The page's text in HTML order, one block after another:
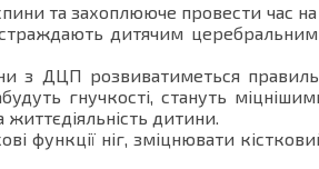
та захоплююче провести час на
дитячим церебральним
з ДЦП розвиватиметься
гнучкості, стануть
дитини.
функції ніг, зміцнювати